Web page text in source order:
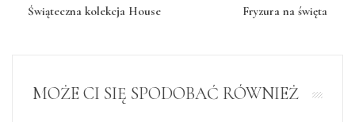
Świąteczna kolekcja House Fryzura na święta
MOŻE CI SIĘ SPODOBAĆ RÓWNIEŻ